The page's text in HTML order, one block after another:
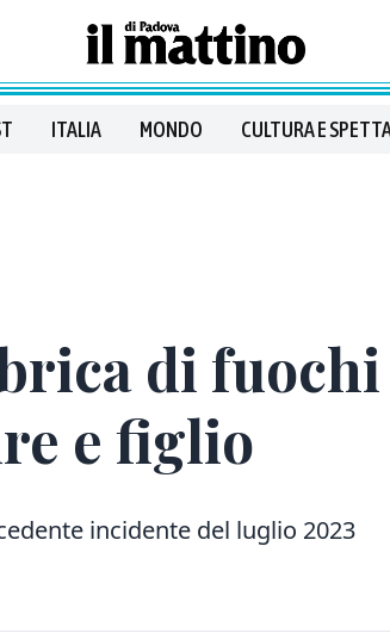
ITALIA MONDO CULTURA E
di
e figlio
incidente del luglio 2023